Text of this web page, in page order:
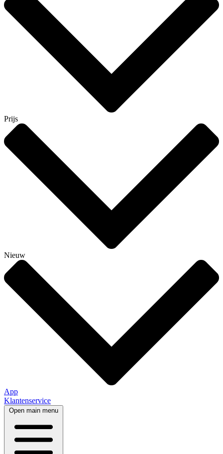
Prijs
Nieuw
App
Klantenservice
Open main menu